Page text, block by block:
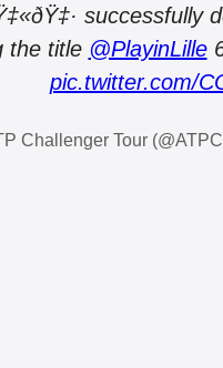
successfully
the title @PlayinLille
pic.twitter.com/
Challenger Tour